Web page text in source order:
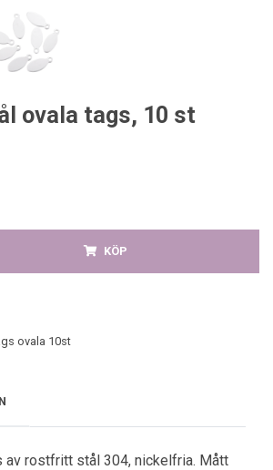
ovala tags, 10 st
KÖP
ovala 10st
av rostfritt stål 304, nickelfria. Mått